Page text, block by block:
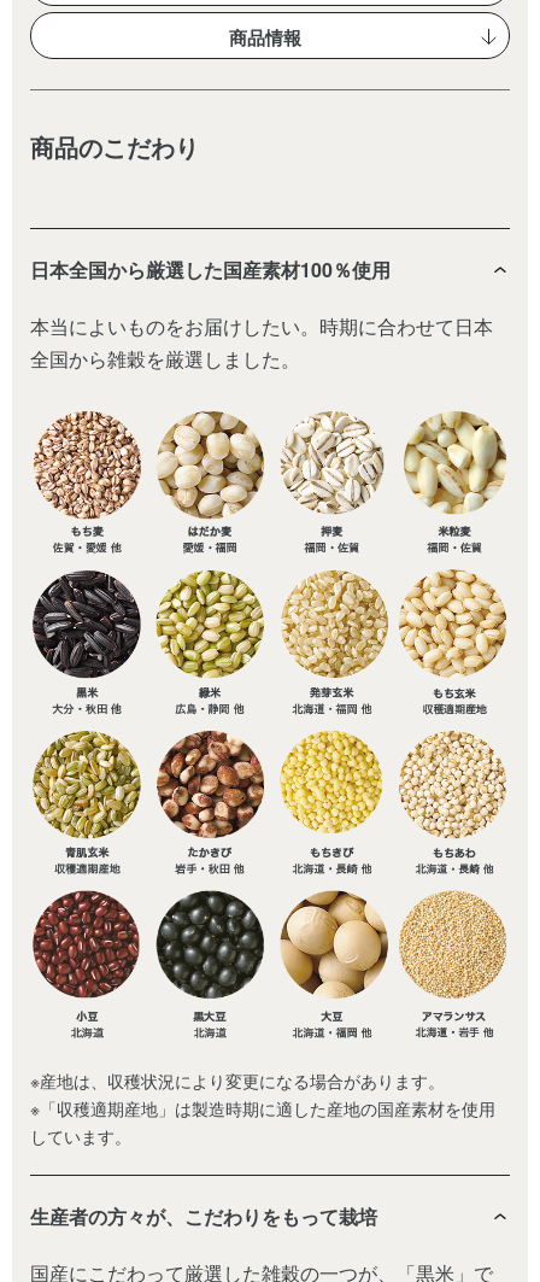
商品情報
商品のこだわり
日本全国から厳選した国産素材100％使用
本当によいものをお届けしたい。時期に合わせて日本
全国から雑穀を厳選しました。
※産地は、収穫状況により変更になる場合があります。
※「収穫適期産地」は製造時期に適した産地の国産素材を使用
しています。
生産者の方々が、こだわりをもって栽培
国産にこだわって厳選した雑穀の一つが、「黒米」で